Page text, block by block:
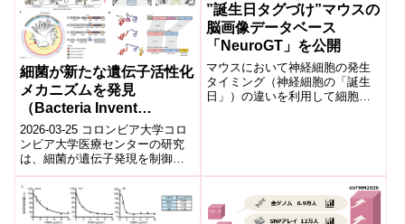
細菌が新たな遺伝子活性化
メカニズムを発見
（Bacteria Invent
Another Way to Activate
Genes）
2026-03-25 コロンビア大学コロ
ンビア大学医療センターの研究
は、細菌が遺伝子発現を制御す
る新たな仕組みを発見した。従
来知られていた転写や翻訳制御
とは異な...
”誕生日タグづけ”マウスの
脳画像データベース
「NeuroGT」を公開
マウスにおいて神経細胞の発生
タイミング（神経細胞の「誕生
日」）の違いを利用して細胞特